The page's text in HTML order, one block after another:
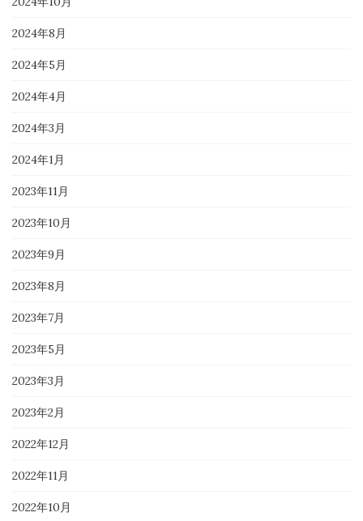
2024年8月
2024年5月
2024年4月
2024年3月
2024年1月
2023年11月
2023年10月
2023年9月
2023年8月
2023年7月
2023年5月
2023年3月
2023年2月
2022年12月
2022年11月
2022年10月